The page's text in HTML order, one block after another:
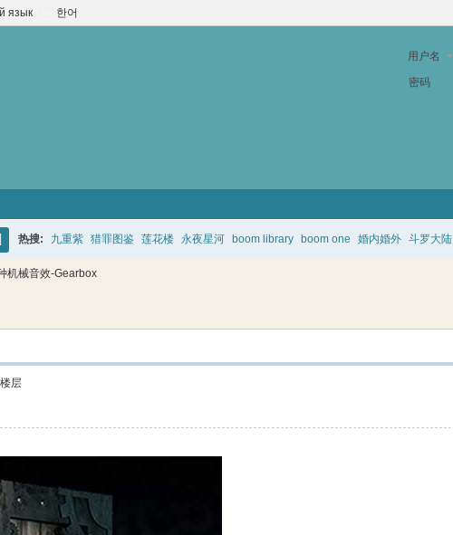
язык 한어
用户名
密码
热搜: 九重紫 猎罪图鉴 莲花楼 永夜星河 boom library boom one 婚内婚外 斗罗大陆
机械音效-Gearbox
层